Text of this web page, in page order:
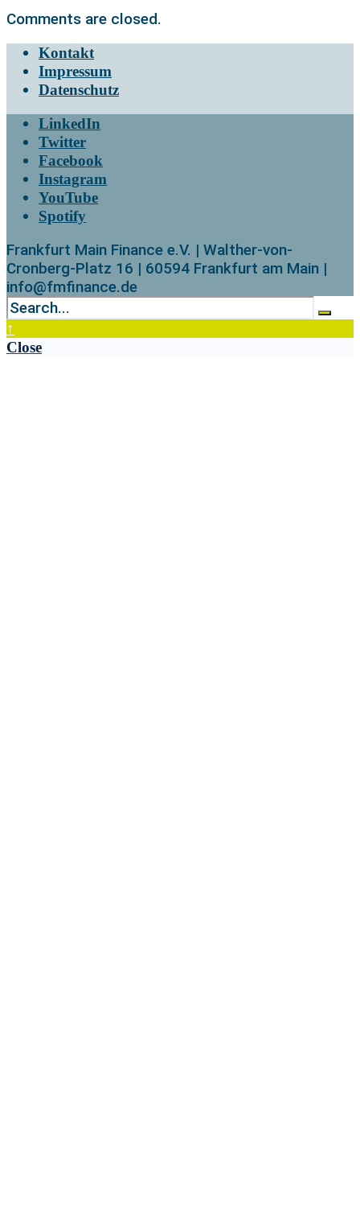
Comments are closed.
Kontakt
Impressum
Datenschutz
LinkedIn
Twitter
Facebook
Instagram
YouTube
Spotify
Frankfurt Main Finance e.V. | Walther-von-
Cronberg-Platz 16 | 60594 Frankfurt am Main |
info@fmfinance.de
↑
Close